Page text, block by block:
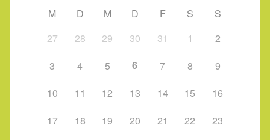
M D M D F S
S
27
28 29 30 31 1
2
3
4 5 6 7 8
9
10
11 12 13 14 15
16
17
18 19 20 21 22
23